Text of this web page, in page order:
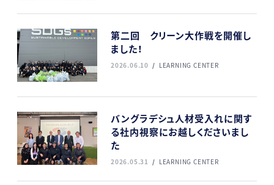
第二回 クリーン大作戦を開催し
ました！
2026.06.10 LEARNING CENTER
バングラデシュ人材受入れに関す
る社内視察にお越しくださいまし
た
2026.05.31 LEARNING CENTER